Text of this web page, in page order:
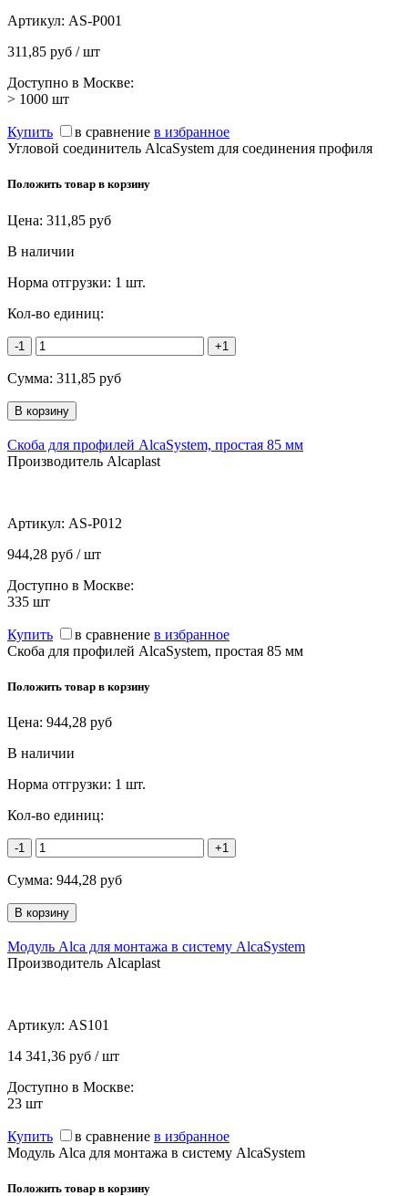
Артикул: AS-P001
311,85 руб / шт
Доступно в Москве:
> 1000 шт
Купить в сравнение в избранное
Угловой соединитель AlcaSystem для соединения профиля
Положить товар в корзину
Цена: 311,85 руб
В наличии
Норма отгрузки: 1 шт.
Кол-во единиц:
-1 +1
Сумма: 311,85 руб
Скоба для профилей AlcaSystem, простая 85 мм
Производитель Alcaplast
Артикул: AS-P012
944,28 руб / шт
Доступно в Москве:
335 шт
Купить в сравнение в избранное
Скоба для профилей AlcaSystem, простая 85 мм
Положить товар в корзину
Цена: 944,28 руб
В наличии
Норма отгрузки: 1 шт.
Кол-во единиц:
-1 +1
Сумма: 944,28 руб
Модуль Alca для монтажа в систему AlcaSystem
Производитель Alcaplast
Артикул: AS101
14 341,36 руб / шт
Доступно в Москве:
23 шт
Купить в сравнение в избранное
Модуль Alca для монтажа в систему AlcaSystem
Положить товар в корзину